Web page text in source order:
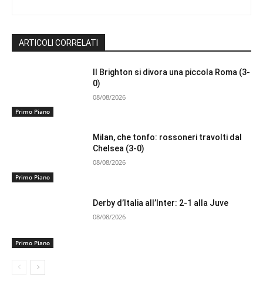
ARTICOLI CORRELATI
Primo Piano
Il Brighton si divora una piccola Roma (3-
0)
08/08/2026
Primo Piano
Milan, che tonfo: rossoneri travolti dal
Chelsea (3-0)
08/08/2026
Primo Piano
Derby d’Italia all’Inter: 2-1 alla Juve
08/08/2026